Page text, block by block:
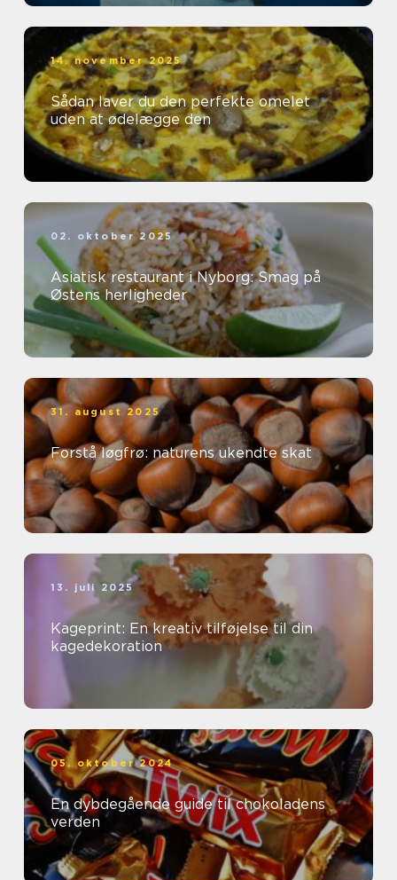
14. november 2025
Sådan laver du den perfekte omelet
uden at ødelægge den
02. oktober 2025
Asiatisk restaurant i Nyborg: Smag på
Østens herligheder
31. august 2025
Forstå løgfrø: naturens ukendte skat
13. juli 2025
Kageprint: En kreativ tilføjelse til din
kagedekoration
05. oktober 2024
En dybdegående guide til chokoladens
verden